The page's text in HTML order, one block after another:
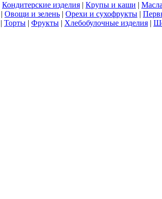
Кондитерские изделия | Крупы и каши |
| Овощи и зелень | Орехи и сухофрукты |
| Торты | Фрукты | Хлебобулочные изделия |